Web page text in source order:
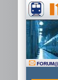
FORUM